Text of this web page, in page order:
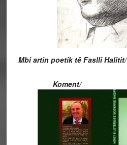
Mbi artin poetik të Faslli Halitit/
Koment/